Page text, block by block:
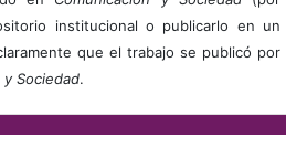
institucional o publicarlo en un
que el trabajo se publicó por
y Sociedad.